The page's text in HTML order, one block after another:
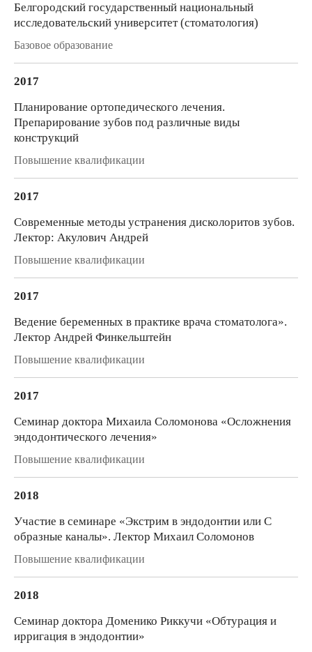
Белгородский государственный национальный
исследовательский университет (стоматология)
Базовое образование
2017
Планирование ортопедического лечения.
Препарирование зубов под различные виды
конструкций
Повышение квалификации
2017
Современные методы устранения дисколоритов зубов.
Лектор: Акулович Андрей
Повышение квалификации
2017
Ведение беременных в практике врача стоматолога».
Лектор Андрей Финкельштейн
Повышение квалификации
2017
Семинар доктора Михаила Соломонова «Осложнения
эндодонтического лечения»
Повышение квалификации
2018
Участие в семинаре «Экстрим в эндодонтии или С
образные каналы». Лектор Михаил Соломонов
Повышение квалификации
2018
Семинар доктора Доменико Риккучи «Обтурация и
ирригация в эндодонтии»